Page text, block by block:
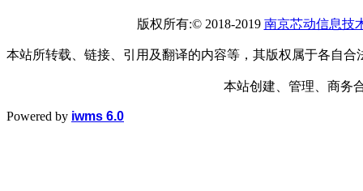
版权所有:© 2018-2019 南京芯动信息技
本站所转载、链接、引用及翻译的内容等，其版权属于各自合
本站创建、管理、商务
Powered by iwms 6.0